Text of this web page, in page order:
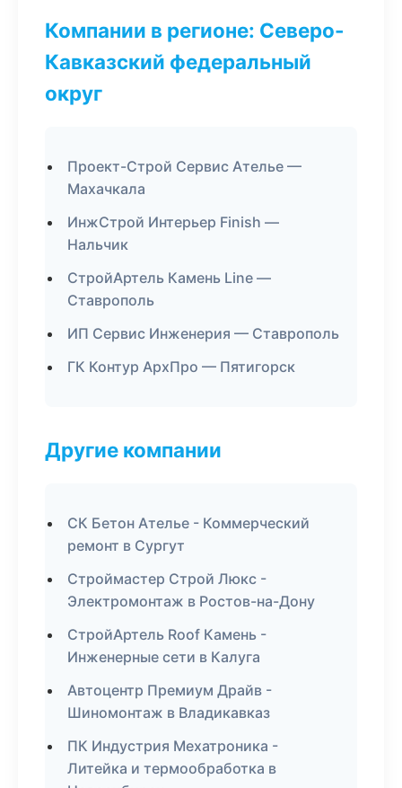
Компании в регионе: Северо-
Кавказский федеральный
округ
Проект-Строй Сервис Ателье —
Махачкала
ИнжСтрой Интерьер Finish —
Нальчик
СтройАртель Камень Line —
Ставрополь
ИП Сервис Инженерия — Ставрополь
ГК Контур АрхПро — Пятигорск
Другие компании
СК Бетон Ателье - Коммерческий
ремонт в Сургут
Строймастер Строй Люкс -
Электромонтаж в Ростов-на-Дону
СтройАртель Roof Камень -
Инженерные сети в Калуга
Автоцентр Премиум Драйв -
Шиномонтаж в Владикавказ
ПК Индустрия Мехатроника -
Литейка и термообработка в